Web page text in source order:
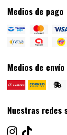
Medios de pago
Medios de envío
Nuestras redes